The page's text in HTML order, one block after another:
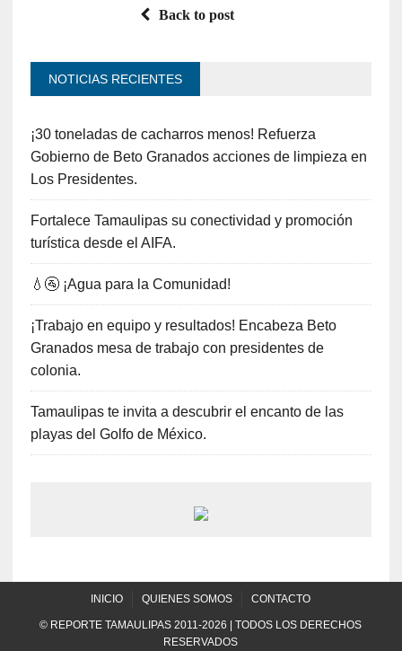
Back to post
NOTICIAS RECIENTES
¡30 toneladas de cacharros menos! Refuerza
Gobierno de Beto Granados acciones de limpieza en
Los Presidentes.
Fortalece Tamaulipas su conectividad y promoción
turística desde el AIFA.
💧🚰 ¡Agua para la Comunidad!
¡Trabajo en equipo y resultados! Encabeza Beto
Granados mesa de trabajo con presidentes de
colonia.
Tamaulipas te invita a descubrir el encanto de las
playas del Golfo de México.
INICIO QUIENES SOMOS CONTACTO
© REPORTE TAMAULIPAS 2011-2026 | TODOS LOS DERECHOS
RESERVADOS